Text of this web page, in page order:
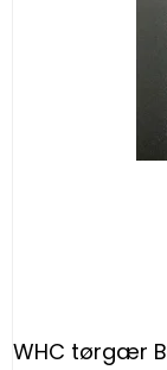
WHC tørgær